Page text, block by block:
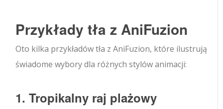
Przykłady tła z AniFuzion
Oto kilka przykładów tła z AniFuzion, które ilustrują
świadome wybory dla różnych stylów animacji:
1. Tropikalny raj plażowy